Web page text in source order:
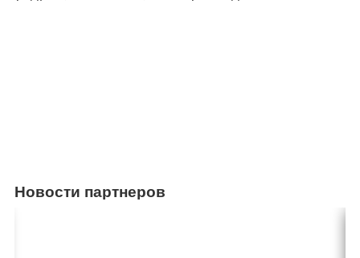
Новости партнеров